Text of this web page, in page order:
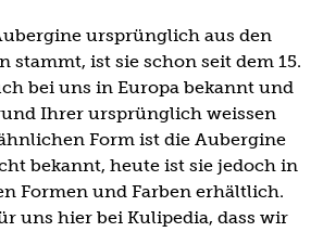
ursprünglich aus den
stammt, ist sie schon seit dem 15.
bei uns in Europa bekannt und
Ihrer ursprünglich weissen
Form ist die Aubergine
bekannt, heute ist sie jedoch in
Formen und Farben erhältlich.
uns hier bei Kulipedia, dass wir